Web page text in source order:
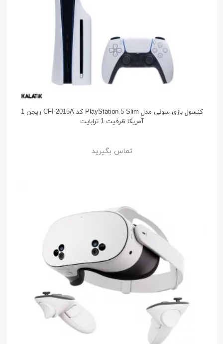
کنسول بازی سونی مدل PlayStation 5 Slim کد CFI-2015A ریجن 1
آمریکا ظرفیت 1 ترابایت
تماس بگیرید